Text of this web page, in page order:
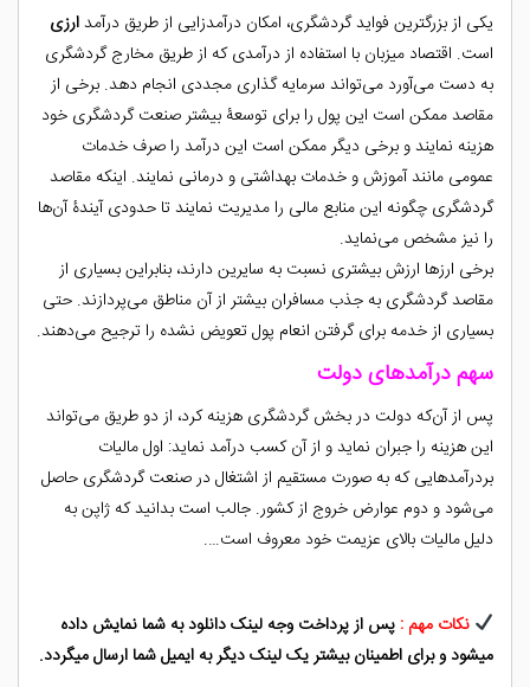
یکی از بزرگترین فواید گردشگری، امکان درآمدزایی از طریق درآمدارزی
است. اقتصاد میزبان با استفاده از درآمدی که از طریق مخارج گردشگری
به دست می‌آورد می‌تواند سرمایه گذاری مجددی انجام دهد. برخی از
مقاصد ممکن است این پول را برای توسعۀ بیشتر صنعت گردشگری خود
هزینه نمایند و برخی دیگر ممکن است این درآمد را صرف خدمات
عمومی مانند آموزش و خدمات بهداشتی و درمانی نمایند. اینکه مقاصد
گردشگری چگونه این منابع مالی را مدیریت نمایند تا حدودی آیندۀ آن‌ها
را نیز مشخص می‌نماید.
برخی ارزها ارزش بیشتری نسبت به سایرین دارند، بنابراین بسیاری از
مقاصد گردشگری به جذب مسافران بیشتر از آن مناطق می‌پردازند. حتی
بسیاری از خدمه برای گرفتن انعام پول تعویض نشده را ترجیح می‌دهند.
سهم درآمدهای دولت
پس از آن‌که دولت در بخش گردشگری هزینه کرد، از دو طریق می‌تواند
این هزینه را جبران نماید و از آن کسب درآمد نماید: اول مالیات
بردرآمدهایی که به صورت مستقیم از اشتغال در صنعت گردشگری حاصل
می‌شود و دوم عوارض خروج از کشور. جالب است بدانید که ژاپن به
دلیل مالیات بالای عزیمت خود معروف است….
نکات مهم : پس از پرداخت وجه لینک دانلود به شما نمایش داده
میشود و برای اطمینان بیشتر یک لینک دیگر به ایمیل شما ارسال میگردد.